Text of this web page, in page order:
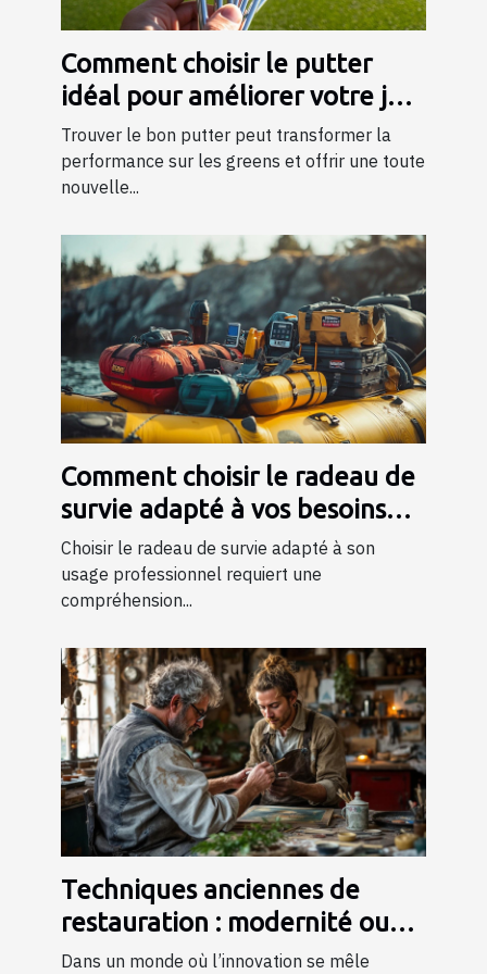
Comment choisir le putter
idéal pour améliorer votre jeu
?
Trouver le bon putter peut transformer la
performance sur les greens et offrir une toute
nouvelle...
Comment choisir le radeau de
survie adapté à vos besoins
professionnels ?
Choisir le radeau de survie adapté à son
usage professionnel requiert une
compréhension...
Techniques anciennes de
restauration : modernité ou
tradition ?
Dans un monde où l’innovation se mêle